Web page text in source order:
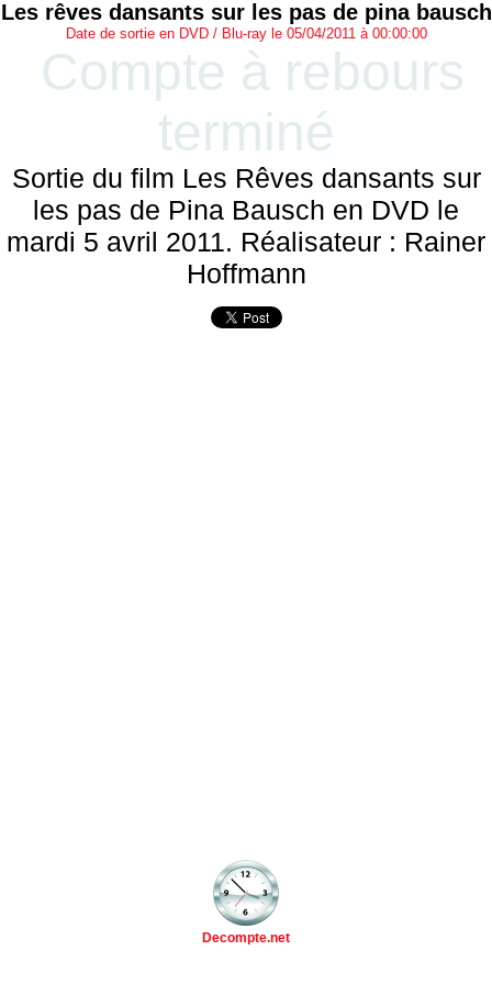
Les rêves dansants sur les pas de pina bausch
Date de sortie en DVD / Blu-ray le 05/04/2011 à 00:00:00
Compte à rebours
terminé
Sortie du film Les Rêves dansants sur
les pas de Pina Bausch en DVD le
mardi 5 avril 2011. Réalisateur : Rainer
Hoffmann
Decompte.net